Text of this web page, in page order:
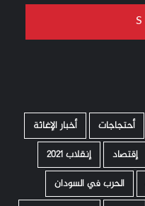
أحتجاجات
أخبار الإغاثة
إقتصاد
إنقلاب 2021
الحرب في السودان